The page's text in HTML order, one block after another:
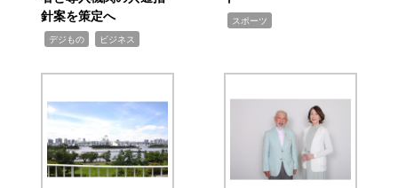
針案を策定へ
デジもの ビジネス
スポーツ